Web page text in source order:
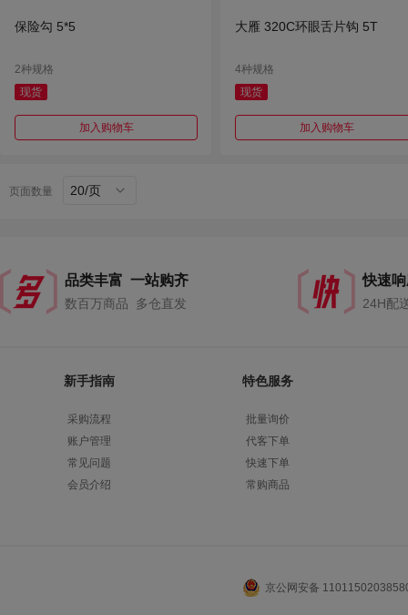
保险勾 5*5
2种规格
现货
加入购物车
大雁 320C环眼舌片钩 5T
4种规格
现货
加入购物车
页面数量 20/页
品类丰富 一站购齐
数百万商品 多仓直发
快速
24H配
新手指南
采购流程
账户管理
常见问题
会员介绍
特色服务
批量询价
代客下单
快速下单
常购商品
京公网安备